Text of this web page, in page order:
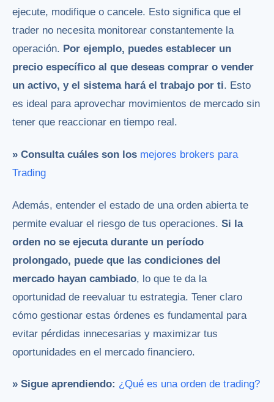
ejecute, modifique o cancele. Esto significa que el
trader no necesita monitorear constantemente la
operación. Por ejemplo, puedes establecer un
precio específico al que deseas comprar o vender
un activo, y el sistema hará el trabajo por ti. Esto
es ideal para aprovechar movimientos de mercado sin
tener que reaccionar en tiempo real.
» Consulta cuáles son los mejores brokers para
Trading
Además, entender el estado de una orden abierta te
permite evaluar el riesgo de tus operaciones. Si la
orden no se ejecuta durante un período
prolongado, puede que las condiciones del
mercado hayan cambiado, lo que te da la
oportunidad de reevaluar tu estrategia. Tener claro
cómo gestionar estas órdenes es fundamental para
evitar pérdidas innecesarias y maximizar tus
oportunidades en el mercado financiero.
» Sigue aprendiendo: ¿Qué es una orden de trading?